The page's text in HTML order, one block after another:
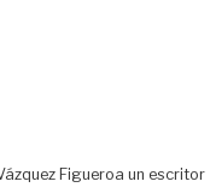
Figueroa un escritor